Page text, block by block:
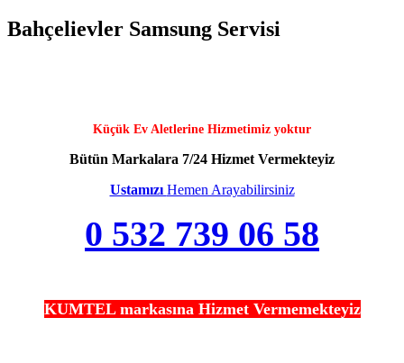
Bahçelievler Samsung Servisi
Küçük Ev Aletlerine Hizmetimiz yoktur
Bütün Markalara 7/24 Hizmet Vermekteyiz
Ustamızı Hemen Arayabilirsiniz
0 532 739 06 58
KUMTEL markasına Hizmet Vermemekteyiz